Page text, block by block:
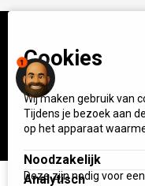
© BBQ Experience
1Cookies
Wij maken gebruik van
Tijdens je bezoek aan
op het apparaat
Noodzakelijk
Deze zijn nodig voor
Analytisch